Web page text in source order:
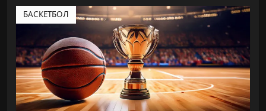
БАСКЕТБОЛ